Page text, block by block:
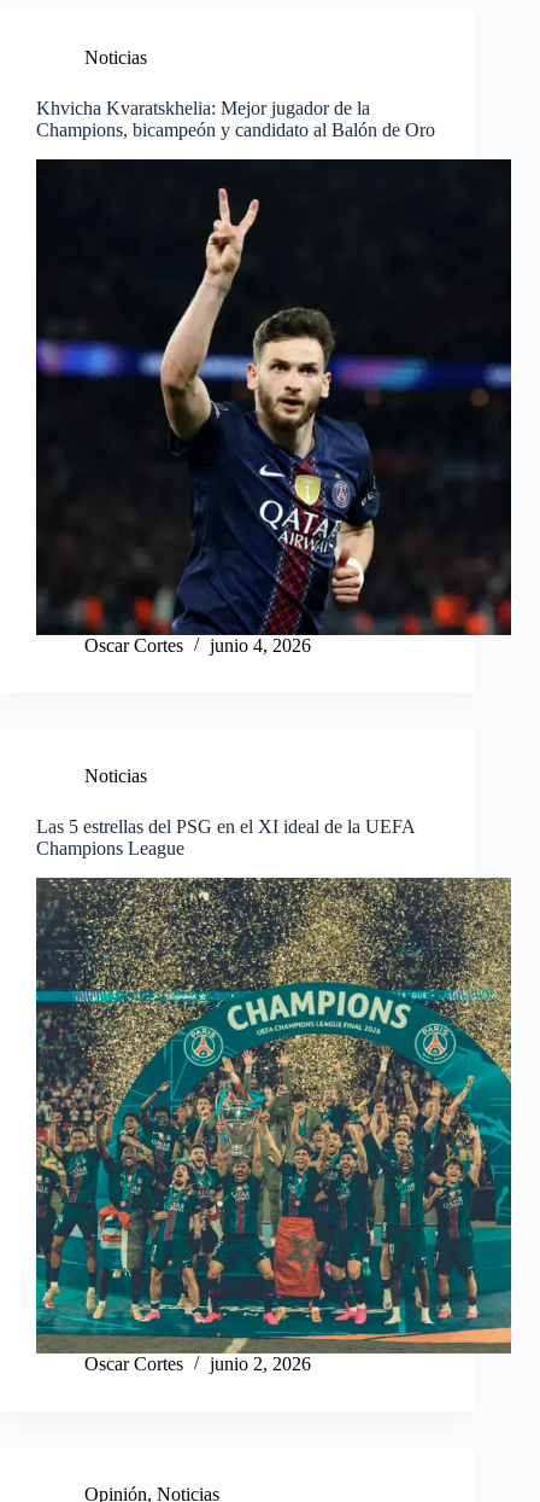
Noticias
Khvicha Kvaratskhelia: Mejor jugador de la
Champions, bicampeón y candidato al Balón de Oro
Oscar Cortes junio 4, 2026
Noticias
Las 5 estrellas del PSG en el XI ideal de la UEFA
Champions League
Oscar Cortes junio 2, 2026
Opinión, Noticias